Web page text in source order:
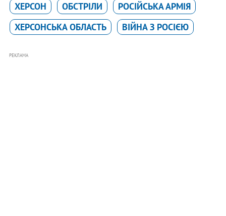
ХЕРСОН ОБСТРІЛИ
РОСІЙСЬКА АРМІЯ
ХЕРСОНСЬКА ОБЛАСТЬ
ВІЙНА З РОСІЄЮ
РЕКЛАМА